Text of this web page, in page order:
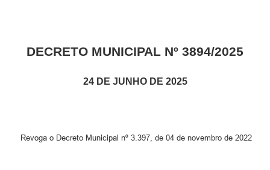
DECRETO MUNICIPAL Nº 3894/2025
24 DE JUNHO DE 2025
Revoga o Decreto Municipal nº 3.397, de 04 de novembro de 2022